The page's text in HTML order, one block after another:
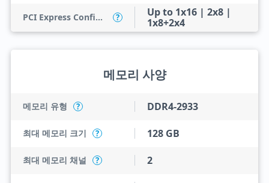
PCI Express Configurations ?
Up to 1x16 | 2x8 |
1x8+2x4
메모리 사양
메모리 유형 ? DDR4-2933
최대 메모리 크기 ? 128 GB
최대 메모리 채널 ? 2